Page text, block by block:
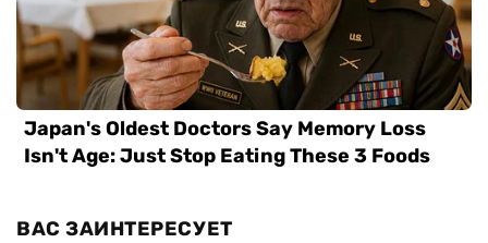
ВАС ЗАИНТЕРЕСУЕТ